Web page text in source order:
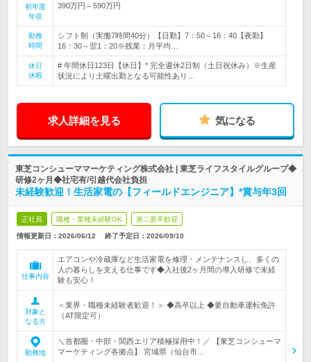
初年度
年収
390万円～590万円
勤務
時間
シフト制（実働7時間40分）【日勤】7：50～16：40【夜勤】
16：30～翌1：20※残業：月平均…
休日
休暇
# 年間休日123日【休日】* 完全週休2日制（土日祝休み）※生産
状況により土曜出勤となる可能性あり…
求人詳細を見る 気になる
東芝コンシューママーケティング株式会社 | 東芝ライフスタイルグループ◆
研修2ヶ月◆社宅有/引越代会社負担
未経験歓迎！生活家電の【フィールドエンジニア】*賞与年3回
正社員 職種・業種未経験OK 第二新卒歓迎
情報更新日：2026/06/12 終了予定日： 2026/09/10
仕事内容
エアコンや冷蔵庫など生活家電を修理・メンテナンスし、多くの
人の暮らしを支える仕事です◆入社後2ヶ月間の導入研修で未経
験も安心！
対象と
なる方
＜業界・職種未経験者歓迎！＞ ◆高卒以上 ◆要自動車運転免許
（AT限定可）
勤務地
＼首都圏・中部・関西エリア積極採用中！／ 【東芝コンシューマ
マーケティング各拠点】 宮城県（仙台市…